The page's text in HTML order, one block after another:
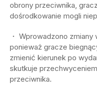
obrony przeciwnika,
dośrodkowanie mogli
・ Wprowadzono
ponieważ gracze
zmienić kierunek po
skutkuje
przeciwnika.